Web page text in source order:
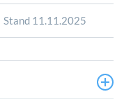
Stand 11.11.2025